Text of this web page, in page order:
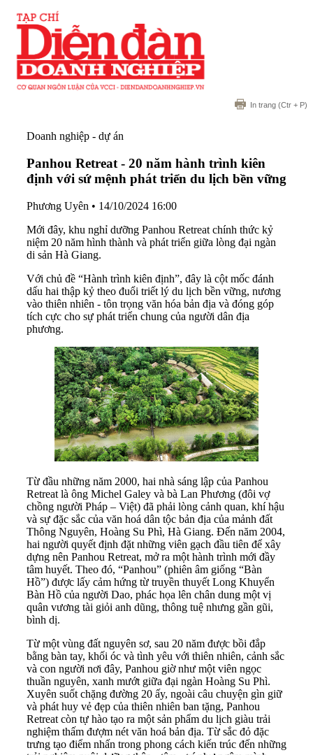
In trang (Ctr + P)
Doanh nghiệp - dự án
Panhou Retreat - 20 năm hành trình kiên
định với sứ mệnh phát triển du lịch bền vững
Phương Uyên • 14/10/2024 16:00
Mới đây, khu nghỉ dưỡng Panhou Retreat chính thức kỷ
niệm 20 năm hình thành và phát triển giữa lòng đại ngàn
di sản Hà Giang.
Với chủ đề “Hành trình kiên định”, đây là cột mốc đánh
dấu hai thập kỷ theo đuổi triết lý du lịch bền vững, nương
vào thiên nhiên - tôn trọng văn hóa bản địa và đóng góp
tích cực cho sự phát triển chung của người dân địa
phương.
Từ đầu những năm 2000, hai nhà sáng lập của Panhou
Retreat là ông Michel Galey và bà Lan Phương (đôi vợ
chồng người Pháp – Việt) đã phải lòng cảnh quan, khí hậu
và sự đặc sắc của văn hoá dân tộc bản địa của mảnh đất
Thông Nguyên, Hoàng Su Phì, Hà Giang. Đến năm 2004,
hai người quyết định đặt những viên gạch đầu tiên để xây
dựng nên Panhou Retreat, mở ra một hành trình mới đầy
tâm huyết. Theo đó, “Panhou” (phiên âm giống “Bàn
Hồ”) được lấy cảm hứng từ truyền thuyết Long Khuyển
Bàn Hồ của người Dao, phác họa lên chân dung một vị
quân vương tài giỏi anh dũng, thông tuệ nhưng gần gũi,
bình dị.
Từ một vùng đất nguyên sơ, sau 20 năm được bồi đắp
bằng bàn tay, khối óc và tình yêu với thiên nhiên, cảnh sắc
và con người nơi đây, Panhou giờ như một viên ngọc
thuần nguyên, xanh mướt giữa đại ngàn Hoàng Su Phì.
Xuyên suốt chặng đường 20 ấy, ngoài câu chuyện gìn giữ
và phát huy vẻ đẹp của thiên nhiên ban tặng, Panhou
Retreat còn tự hào tạo ra một sản phẩm du lịch giàu trải
nghiệm thấm đượm nét văn hoá bản địa. Từ sắc đỏ đặc
trưng tạo điểm nhấn trong phong cách kiến trúc đến những